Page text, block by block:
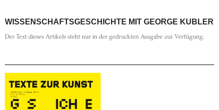
WISSENSCHAFTSGESCHICHTE MIT GEORGE KUBLER
Der Text dieses Artikels steht nur in der gedruckten Ausgabe zur Verfügung.